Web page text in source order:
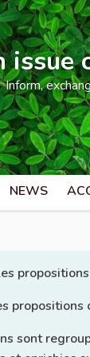
link)
Inform,
NEWS
sont